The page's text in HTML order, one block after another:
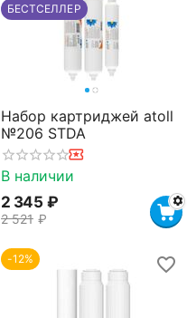
БЕСТСЕЛЛЕР
Набор картриджей atoll
№206 STDA
В наличии
2 345 ₽
2 521 ₽
-12%